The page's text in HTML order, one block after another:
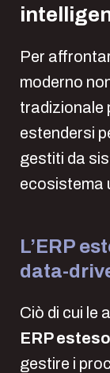
Per
moderno
tradizionale
estendersi
gestiti da
ecosistema
L’ERP
data-
Ciò di cui le
ERP esteso
gestire i